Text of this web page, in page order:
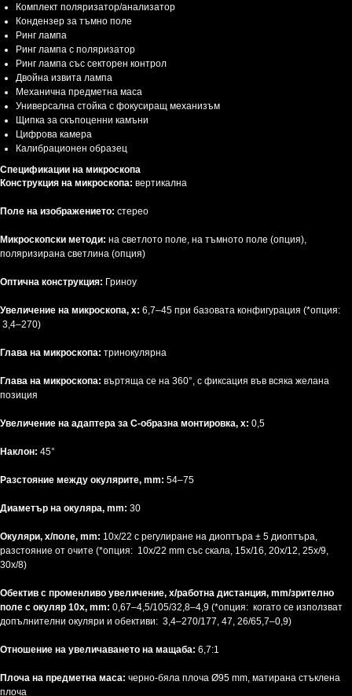
Комплект поляризатор/анализатор
Кондензер за тъмно поле
Ринг лампа
Ринг лампа с поляризатор
Ринг лампа със секторен контрол
Двойна извита лампа
Механична предметна маса
Универсална стойка с фокусиращ механизъм
Щипка за скъпоценни камъни
Цифрова камера
Калибрационен образец
Спецификации на микроскопа
Конструкция на микроскопа: вертикална
Поле на изображението: стерео
Микроскопски методи: на светлото поле, на тъмното поле (опция),
поляризирана светлина (опция)
Оптична конструкция: Гриноу
Увеличение на микроскопа, х: 6,7–45 при базовата конфигурация (*опция:
3,4–270)
Глава на микроскопа: тринокулярна
Глава на микроскопа: въртяща се на 360°, с фиксация във всяка желана
позиция
Увеличение на адаптера за C-образна монтировка, x: 0,5
Наклон: 45°
Разстояние между окулярите, mm: 54–75
Диаметър на окуляра, mm: 30
Окуляри, x/поле, mm: 10x/22 с регулиране на диоптъра ± 5 диоптъра,
разстояние от очите (*опция: 10x/22 mm със скала, 15x/16, 20х/12, 25x/9,
30x/8)
Обектив с променливо увеличение, x/работна дистанция, mm/зрително
поле с окуляр 10x, mm: 0,67–4,5/105/32,8–4,9 (*опция: когато се използват
допълнителни окуляри и обективи: 3,4–270/177, 47, 26/65,7–0,9)
Отношение на увеличаването на мащаба: 6,7:1
Плоча на предметна маса: черно-бяла плоча Ø95 mm, матирана стъклена
плоча